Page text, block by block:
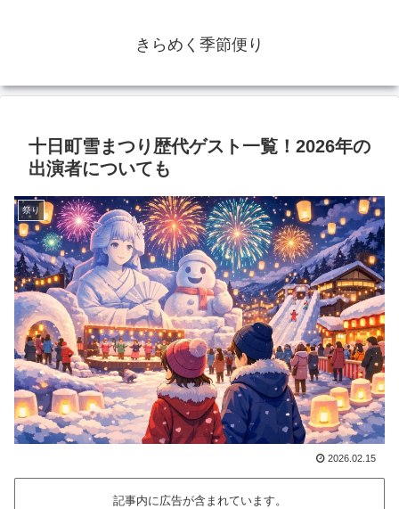
きらめく季節便り
十日町雪まつり歴代ゲスト一覧！2026年の
出演者についても
祭り
2026.02.15
記事内に広告が含まれています。